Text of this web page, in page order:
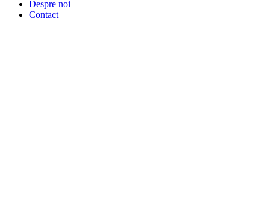
Despre noi
Contact